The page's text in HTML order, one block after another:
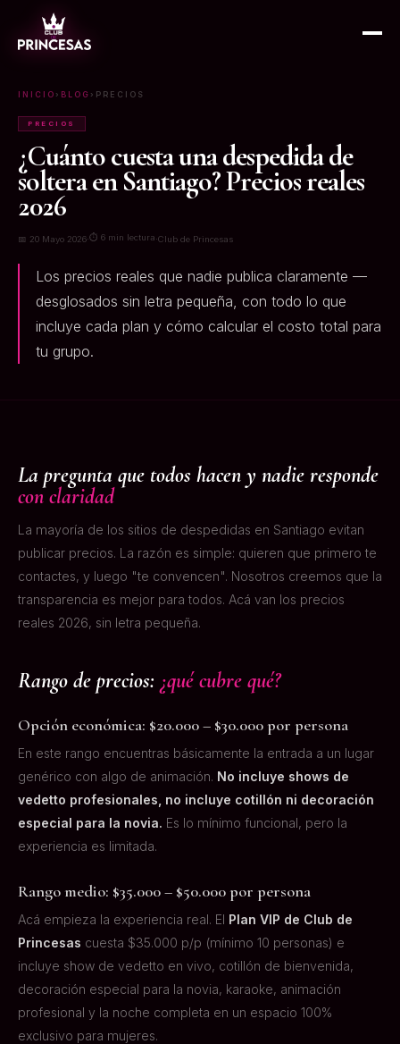
INICIO › BLOG › PRECIOS
PRECIOS
¿Cuánto cuesta una despedida de
soltera en Santiago? Precios reales
2026
📅 20 Mayo 2026·⏱ 6 min lectura·Club de Princesas
Los precios reales que nadie publica claramente —
desglosados sin letra pequeña, con todo lo que
incluye cada plan y cómo calcular el costo total para
tu grupo.
La pregunta que todos hacen y nadie responde
con claridad
La mayoría de los sitios de despedidas en Santiago evitan
publicar precios. La razón es simple: quieren que primero te
contactes, y luego "te convencen". Nosotros creemos que la
transparencia es mejor para todos. Acá van los precios
reales 2026, sin letra pequeña.
Rango de precios: ¿qué cubre qué?
Opción económica: $20.000 – $30.000 por persona
En este rango encuentras básicamente la entrada a un lugar
genérico con algo de animación. No incluye shows de
vedetto profesionales, no incluye cotillón ni decoración
especial para la novia. Es lo mínimo funcional, pero la
experiencia es limitada.
Rango medio: $35.000 – $50.000 por persona
Acá empieza la experiencia real. El Plan VIP de Club de
Princesas cuesta $35.000 p/p (mínimo 10 personas) e
incluye show de vedetto en vivo, cotillón de bienvenida,
decoración especial para la novia, karaoke, animación
profesional y la noche completa en un espacio 100%
exclusivo para mujeres.